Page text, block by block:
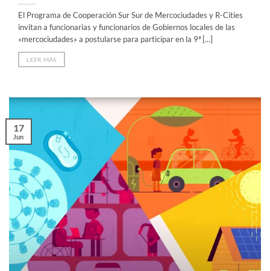
El Programa de Cooperación Sur Sur de Mercociudades y R-Cities
invitan a funcionarias y funcionarios de Gobiernos locales de las
«mercociudades» a postularse para participar en la 9ª [...]
LEER MÁS
17
Jun